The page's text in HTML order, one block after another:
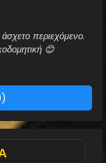
περιεχόμενο.
😊